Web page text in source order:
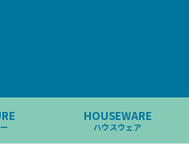
HOUSEWARE
ハウスウェア